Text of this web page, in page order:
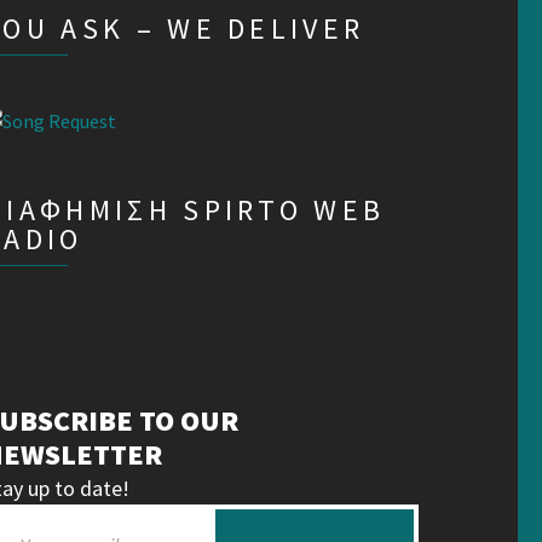
ASK – WE DELIVER
SPIRTO WEB
TO OUR
up to date!